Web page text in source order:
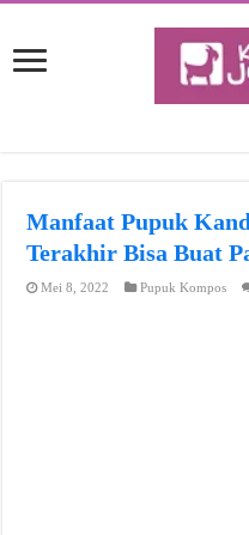
Manfaat Pupuk
Terakhir Bisa Buat
Mei 8, 2022 Pupuk Kompos